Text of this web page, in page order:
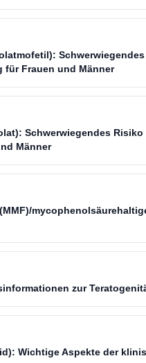
für Frauen und Männer
Schwerwiegendes
Männer
zur
Wichtige Aspekte der